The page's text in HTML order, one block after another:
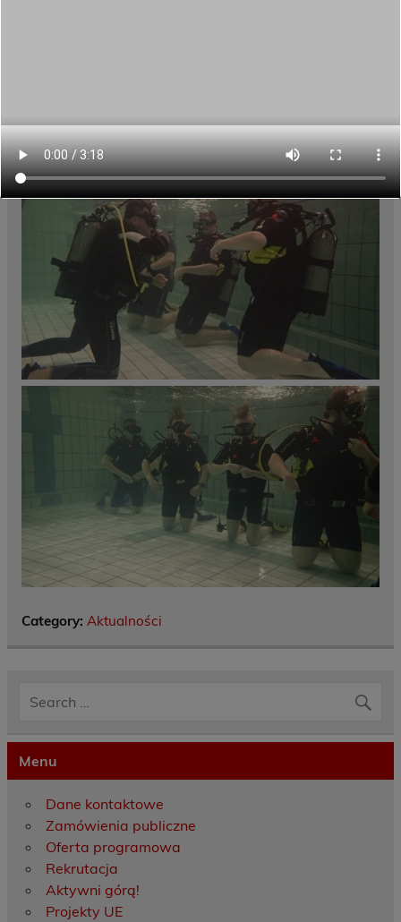
Category: Aktualności
Menu
Dane kontaktowe
Zamówienia publiczne
Oferta programowa
Rekrutacja
Aktywni górą!
Projekty UE